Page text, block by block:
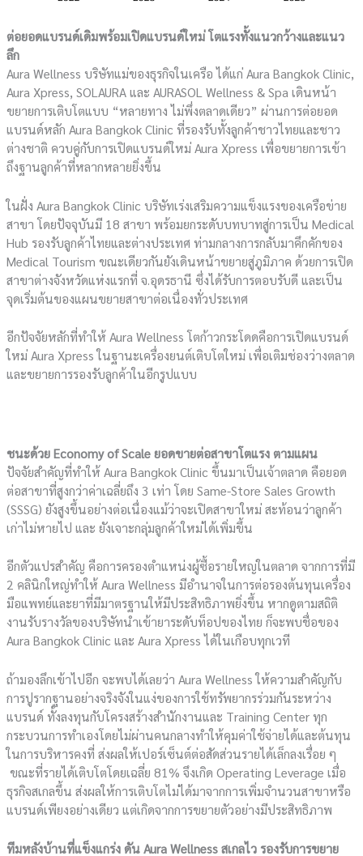
ต่อยอดแบรนด์เดิมพร้อมเปิดแบรนด์ใหม่ โตแรงทั้งแนวกว้างและแนว
ลึก
Aura Wellness บริษัทแม่ของธุรกิจในเครือ ได้แก่ Aura Bangkok Clinic,
Aura Xpress, SOLAURA และ AURASOL Wellness & Spa เดินหน้า
ขยายการเติบโตแบบ “หลายทาง ไม่พึ่งตลาดเดียว” ผ่านการต่อยอด
แบรนด์หลัก Aura Bangkok Clinic ที่รองรับทั้งลูกค้าชาวไทยและชาว
ต่างชาติ ควบคู่กับการเปิดแบรนด์ใหม่ Aura Xpress เพื่อขยายการเข้า
ถึงฐานลูกค้าที่หลากหลายยิ่งขึ้น
ในฝั่ง Aura Bangkok Clinic บริษัทเร่งเสริมความแข็งแรงของเครือข่าย
สาขา โดยปัจจุบันมี 18 สาขา พร้อมยกระดับบทบาทสู่การเป็น Medical
Hub รองรับลูกค้าไทยและต่างประเทศ ท่ามกลางการกลับมาคึกคักของ
Medical Tourism ขณะเดียวกันยังเดินหน้าขยายสู่ภูมิภาค ด้วยการเปิด
สาขาต่างจังหวัดแห่งแรกที่ จ.อุดรธานี ซึ่งได้รับการตอบรับดี และเป็น
จุดเริ่มต้นของแผนขยายสาขาต่อเนื่องทั่วประเทศ
อีกปัจจัยหลักที่ทำให้ Aura Wellness โตก้าวกระโดดคือการเปิดแบรนด์
ใหม่ Aura Xpress ในฐานะเครื่องยนต์เติบโตใหม่ เพื่อเติมช่องว่างตลาด
และขยายการรองรับลูกค้าในอีกรูปแบบ
ชนะด้วยEconomy of Scale ยอดขายต่อสาขาโตแรง ตามแผน
ปัจจัยสำคัญที่ทำให้ Aura Bangkok Clinic ขึ้นมาเป็นเจ้าตลาด คือยอด
ต่อสาขาที่สูงกว่าค่าเฉลี่ยถึง 3 เท่า โดย​ Same-Store Sales Growth
(SSSG) ยังสูงขึ้นอย่างต่อเนื่องแม้ว่าจะเปิดสาขาใหม่ สะท้อนว่าลูกค้า
เก่าไม่หายไป และ ยังเจาะกลุ่มลูกค้าใหม่ได้เพิ่มขึ้น
อีกตัวแปรสำคัญ คือการครองตำแหน่งผู้ซื้อรายใหญ่ในตลาด จากการที่มี
2 คลินิกใหญ่ทำให้ Aura Wellness มีอำนาจในการต่อรองต้นทุนเครื่อง
มือแพทย์และยาที่มีมาตรฐานให้มีประสิทธิภาพยิ่งขึ้น หากดูตามสถิติ
งานรับรางวัลของบริษัทนำเข้ายาระดับท็อปของไทย ก็จะพบชื่อของ
Aura Bangkok Clinic และ Aura Xpress ได้ในเกือบทุกเวที
ถ้ามองลึกเข้าไปอีก จะพบได้เลยว่า Aura Wellness ให้ความสำคัญกับ
การปูรากฐานอย่างจริงจังในแง่ของการใช้ทรัพยากรร่วมกันระหว่าง
แบรนด์ ทั้งลงทุนกับโครงสร้างสำนักงานและ Training Center ทุก
กระบวนการทำเองโดยไม่ผ่านคนกลางทำให้คุมค่าใช้จ่ายได้และต้นทุน
ในการบริหารคงที่ ส่งผลให้เปอร์เซ็นต์ต่อสัดส่วนรายได้เล็กลงเรื่อย ๆ
ขณะที่รายได้เติบโตโดยเฉลี่ย 81% จึงเกิด Operating Leverage เมื่อ
ธุรกิจสเกลขึ้น ส่งผลให้การเติบโตไม่ได้มาจากการเพิ่มจำนวนสาขาหรือ
แบรนด์เพียงอย่างเดียว แต่เกิดจากการขยายตัวอย่างมีประสิทธิภาพ
ทีมหลังบ้านที่แข็งแกร่ง ดันAura Wellness สเกลไว รองรับการขยาย